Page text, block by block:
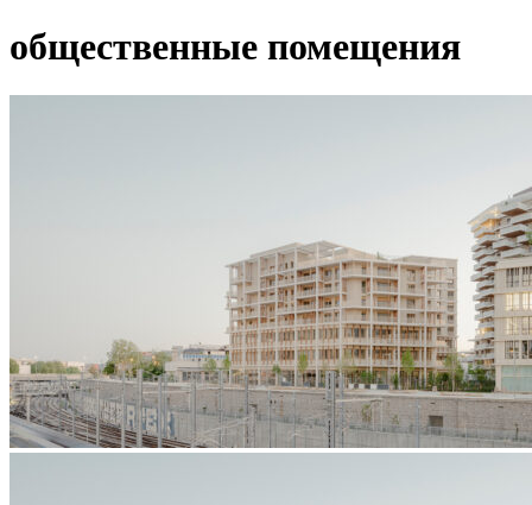
общественные помещения